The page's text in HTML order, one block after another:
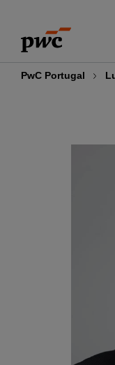
content
footer
PwC Portugal